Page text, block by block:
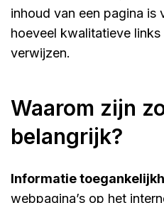
inhoud van een pagina
hoeveel kwalitatieve links
verwijzen.
waarom zijn zoekmachines
belangrijk?
informatie
webpagina’s op het